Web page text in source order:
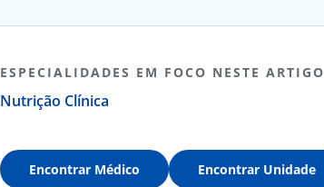
ESPECIALIDADES EM FOCO NESTE ARTIGO
Nutrição Clínica
Encontrar Médico Encontrar Unidade